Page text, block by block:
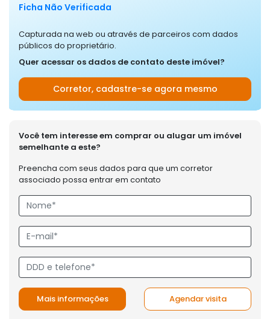
Ficha Não Verificada
Capturada na web ou através de parceiros com dados
públicos do proprietário.
Quer acessar os dados de contato deste imóvel?
Corretor, cadastre-se agora mesmo
Você tem interesse em comprar ou alugar um imóvel
semelhante a este?
Preencha com seus dados para que um corretor
associado possa entrar em contato
Mais informações Agendar visita